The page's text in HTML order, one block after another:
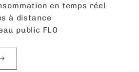
en temps réel
à distance
public FLO